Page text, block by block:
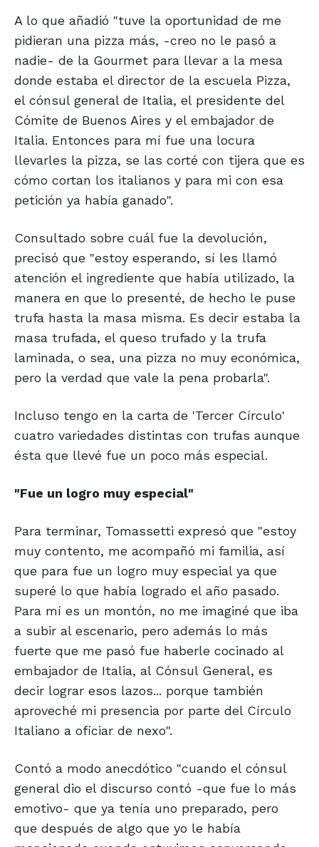
A lo que añadió "tuve la oportunidad de me
pidieran una pizza más, -creo no le pasó a
nadie- de la Gourmet para llevar a la mesa
donde estaba el director de la escuela Pizza,
el cónsul general de Italia, el presidente del
Cómite de Buenos Aires y el embajador de
Italia. Entonces para mí fue una locura
llevarles la pizza, se las corté con tijera que es
cómo cortan los italianos y para mi con esa
petición ya había ganado".
Consultado sobre cuál fue la devolución,
precisó que "estoy esperando, sí les llamó
atención el ingrediente que había utilizado, la
manera en que lo presenté, de hecho le puse
trufa hasta la masa misma. Es decir estaba la
masa trufada, el queso trufado y la trufa
laminada, o sea, una pizza no muy económica,
pero la verdad que vale la pena probarla".
Incluso tengo en la carta de 'Tercer Círculo'
cuatro variedades distintas con trufas aunque
ésta que llevé fue un poco más especial.
"Fue un logro muy especial"
Para terminar, Tomassetti expresó que "estoy
muy contento, me acompañó mi familia, así
que para fue un logro muy especial ya que
superé lo que había logrado el año pasado.
Para mí es un montón, no me imaginé que iba
a subir al escenario, pero además lo más
fuerte que me pasó fue haberle cocinado al
embajador de Italia, al Cónsul General, es
decir lograr esos lazos... porque también
aproveché mi presencia por parte del Círculo
Italiano a oficiar de nexo".
Contó a modo anecdótico "cuando el cónsul
general dio el discurso contó -que fue lo más
emotivo- que ya tenía uno preparado, pero
que después de algo que yo le había